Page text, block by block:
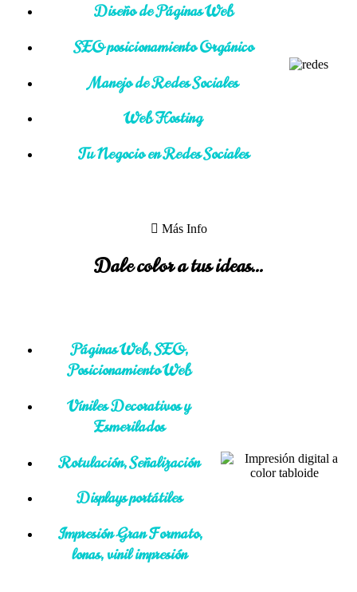
Diseño de Páginas Web
SEO posicionamiento Orgánico
Manejo de Redes Sociales
Web Hosting
Tu Negocio en Redes Sociales
Más Info
Dale color a tus ideas...
Páginas Web, SEO,
Posicionamiento Web
Viniles Decorativos y
Esmerilados
Rotulación, Señalización
Displays portátiles
Impresión Gran Formato,
lonas, vinil impresión